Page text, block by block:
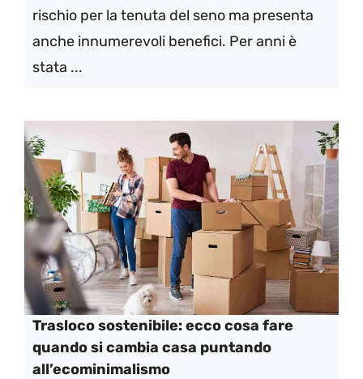
rischio per la tenuta del seno ma presenta
anche innumerevoli benefici. Per anni è
stata ...
Trasloco sostenibile: ecco cosa fare
quando si cambia casa puntando
all’ecominimalismo